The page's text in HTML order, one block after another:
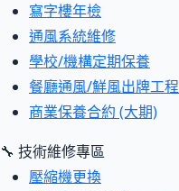
寫字樓年檢
通風系統維修
學校/機構定期保養
餐廳通風/鮮風出牌工程
商業保養合約 (大期)
🔧 技術維修專區
壓縮機更換